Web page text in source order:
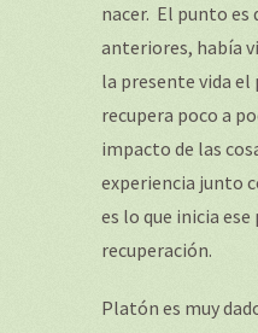
nacer. El punto es
anteriores, había
la presente vida
recupera poco a
impacto de las
experiencia junto
es lo que inicia ese
recuperación.
Platón es muy